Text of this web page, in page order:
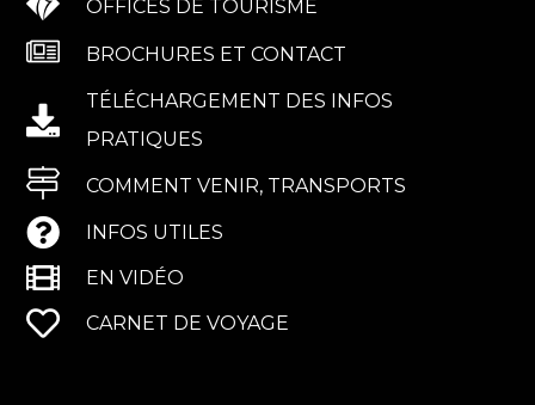
OFFICES DE TOURISME
BROCHURES ET CONTACT
TÉLÉCHARGEMENT DES INFOS
PRATIQUES
COMMENT VENIR, TRANSPORTS
INFOS UTILES
EN VIDÉO
CARNET DE VOYAGE